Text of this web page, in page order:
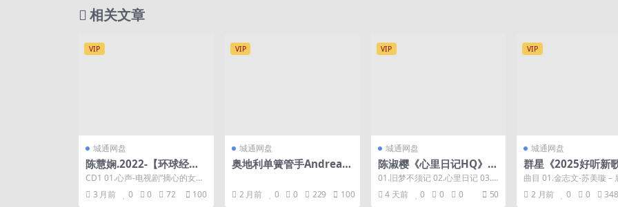
相关文章
VIP
城通网盘
陈慧娴.2022-【环球经典
礼赞3】3CD【环球】【W
AV+CUE】
CD1 01.心声-电视剧”摘心的女
人”主题曲 02.心...
3 月前 0 0 72 100
VIP
城通网盘
奥地利单簧管手Andreas
2025
2 月前 0 0 229 100
VIP
城通网盘
陈淑樱《心里日记HQ》头
版限量编号MQA[低速原
抓WAV+CUE]
01.旧梦不须记 02.心里日记 03.
星光背后 04.随缘 05.难为正邪定
分...4 天前 0 0 0 50
VIP
城通网盘
群星《2025好听新
0》车载音乐[24bit-
分轨]
曲目 01.金志文-苏美璇 –
(哪怕爱跌落了还不如昨)
2 月前 0 0 348